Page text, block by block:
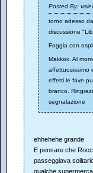
Posted By:
torno adesso
discussione
Foggia con
Makkox. Al
affettuosissimo
effetti le fave
branco.
segnalazione
ehhehehe grande
E pensare che
passeggiava
qualche